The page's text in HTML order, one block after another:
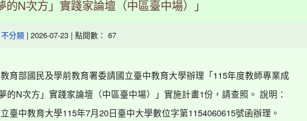
N次方」實踐家論壇（中區臺中場）」
不分類 | 2026-07-23 | 點閱數： 67
育部國民及學前教育署委請國立臺中教育大學辦理「115年度教師專業成
的N次方」實踐家論壇（中區臺中場）」實施計畫1份，請查照。 說明：
臺中教育大學115年7月20日臺中大學數位字第1154060615號函辦理。